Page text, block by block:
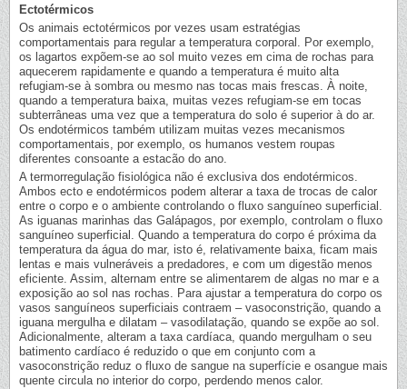
Ectotérmicos
Os animais ectotérmicos por vezes usam estratégias
comportamentais para regular a temperatura corporal. Por exemplo,
os lagartos expõem-se ao sol muito vezes em cima de rochas para
aquecerem rapidamente e quando a temperatura é muito alta
refugiam-se à sombra ou mesmo nas tocas mais frescas. À noite,
quando a temperatura baixa, muitas vezes refugiam-se em tocas
subterrâneas uma vez que a temperatura do solo é superior à do ar.
Os endotérmicos também utilizam muitas vezes mecanismos
comportamentais, por exemplo, os humanos vestem roupas
diferentes consoante a estacão do ano.
A termorregulação fisiológica não é exclusiva dos endotérmicos.
Ambos ecto e endotérmicos podem alterar a taxa de trocas de calor
entre o corpo e o ambiente controlando o fluxo sanguíneo superficial.
As iguanas marinhas das Galápagos, por exemplo, controlam o fluxo
sanguíneo superficial. Quando a temperatura do corpo é próxima da
temperatura da água do mar, isto é, relativamente baixa, ficam mais
lentas e mais vulneráveis a predadores, e com um digestão menos
eficiente. Assim, alternam entre se alimentarem de algas no mar e a
exposição ao sol nas rochas. Para ajustar a temperatura do corpo os
vasos sanguíneos superficiais contraem – vasoconstrição, quando a
iguana mergulha e dilatam – vasodilatação, quando se expõe ao sol.
Adicionalmente, alteram a taxa cardíaca, quando mergulham o seu
batimento cardíaco é reduzido o que em conjunto com a
vasoconstrição reduz o fluxo de sangue na superfície e osangue mais
quente circula no interior do corpo, perdendo menos calor.